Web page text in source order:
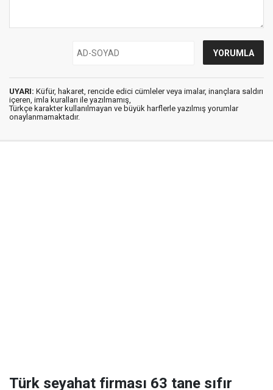
UYARI: Küfür, hakaret, rencide edici cümleler veya imalar, inançlara saldırı
içeren, imla kuralları ile yazılmamış,
Türkçe karakter kullanılmayan ve büyük harflerle yazılmış yorumlar
onaylanmamaktadır.
Türk seyahat firması 63 tane sıfır